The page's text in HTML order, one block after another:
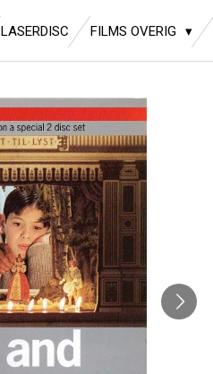
LASERDISC FILMS OVERIG